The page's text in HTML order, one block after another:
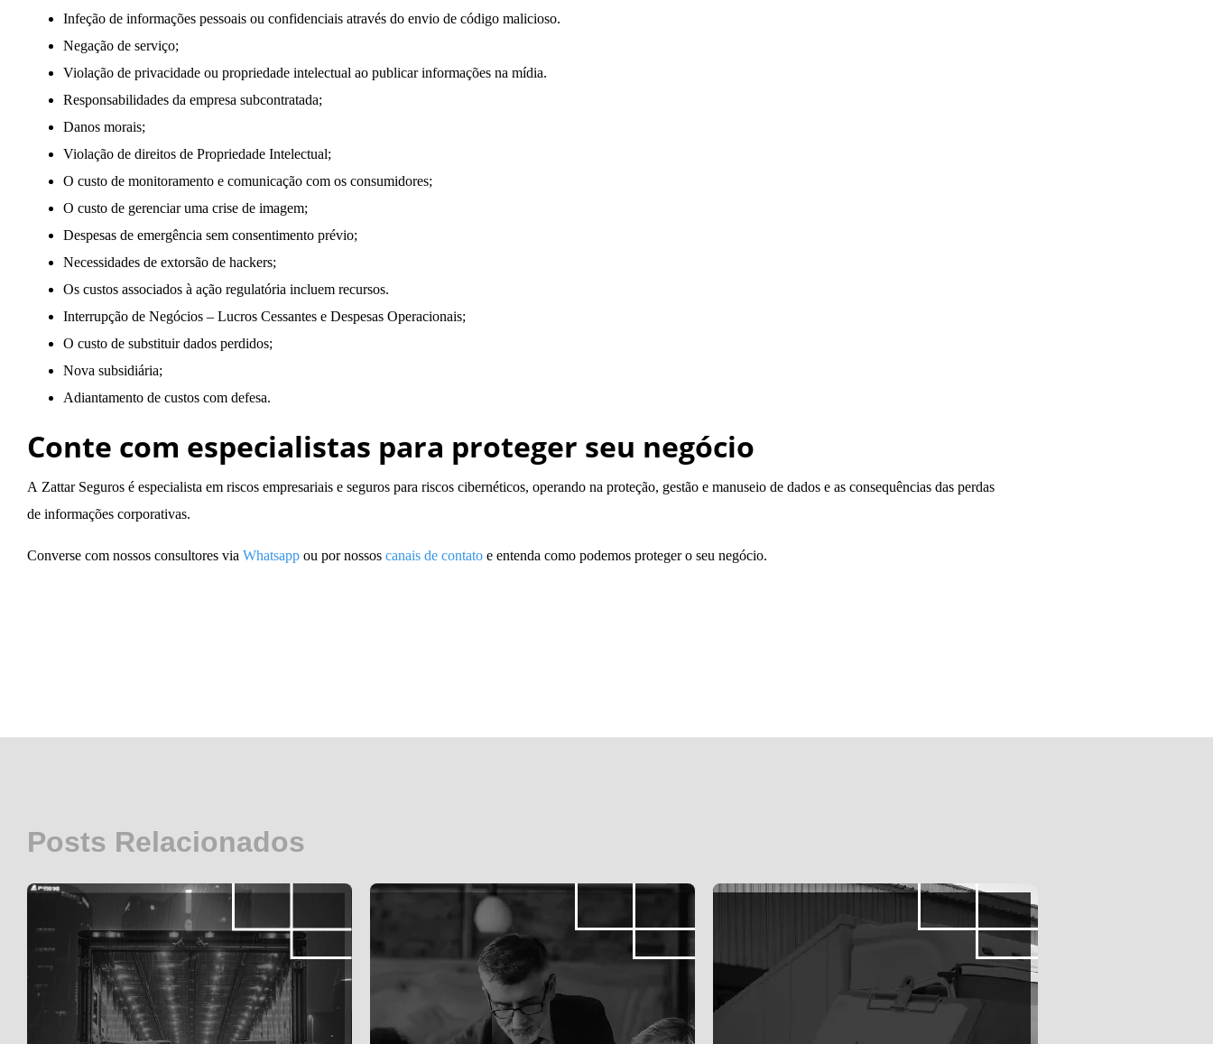
Infeção de informações pessoais ou confidenciais através do envio de código malicioso.
Negação de serviço;
Violação de privacidade ou propriedade intelectual ao publicar informações na mídia.
Responsabilidades da empresa subcontratada;
Danos morais;
Violação de direitos de Propriedade Intelectual;
O custo de monitoramento e comunicação com os consumidores;
O custo de gerenciar uma crise de imagem;
Despesas de emergência sem consentimento prévio;
Necessidades de extorsão de hackers;
Os custos associados à ação regulatória incluem recursos.
Interrupção de Negócios – Lucros Cessantes e Despesas Operacionais;
O custo de substituir dados perdidos;
Nova subsidiária;
Adiantamento de custos com defesa.
Conte com especialistas para proteger seu negócio
A Zattar Seguros é especialista em riscos empresariais e seguros para riscos cibernéticos, operando na proteção, gestão e manuseio de dados e as consequências das perdas
de informações corporativas.
Converse com nossos consultores via Whatsapp ou por nossos canais de contato e entenda como podemos proteger o seu negócio.
Posts Relacionados